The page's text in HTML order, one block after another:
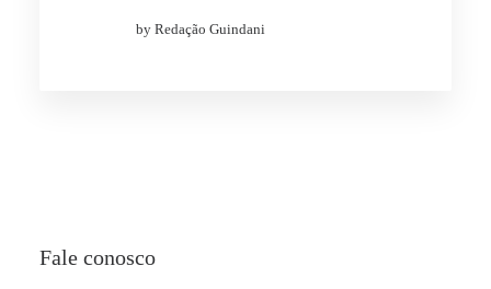
by Redação Guindani
Fale conosco